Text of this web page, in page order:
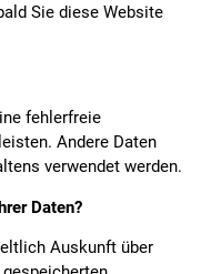
Sie diese Website
fehlerfreie
Andere Daten
verwendet werden.
Daten?
Auskunft über